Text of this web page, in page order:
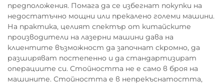
предположения. Помага да се избегнат покупки на
недостатъчно мощни или прекалено големи машини.
На практика, целият спектър от китайските
производители на лазерни машини дава на
клиентите възможност да започнат скромно, да
разширяват постепенно и да стандартизират
операциите си. Стойността не е само в броя на
машините. Стойността е в непрекъснатостта,